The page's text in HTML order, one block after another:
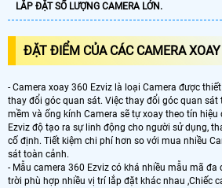
LẮP ĐẶT SỐ LƯỢNG CAMERA LỚN.
ĐẶT ĐIỂM CỦA CÁC CAMERA
- Camera xoay 360 Ezviz là loại Camera được
thay đổi góc quan sát. Việc thay đổi góc quan sát
mềm và ống kính Camera sẽ tự xoay theo tín hiệu
Ezviz độ tạo ra sự linh động cho người sử dụng,
cố định. Tiết kiệm chi phí hơn so với mua nhiều
sát toàn cảnh.
- Mẫu camera 360 Ezviz có khá nhiều mẫu mã
trời phù hợp nhiều vị trí lắp đặt khác nhau ,Chiếc